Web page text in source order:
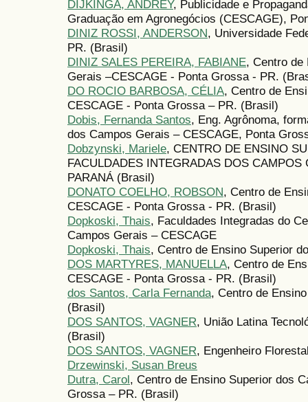
DIJKINGA, ANDREY, Publicidade e
Graduação em Agronegócios (CESCAGE),
DINIZ ROSSI, ANDERSON, Universidade
PR. (Brasil)
DINIZ SALES PEREIRA, FABIANE, Centro de
Gerais –CESCAGE - Ponta Grossa - PR.
DO ROCIO BARBOSA, CÉLIA, Centro de
CESCAGE - Ponta Grossa – PR. (Brasil)
Dobis, Fernanda Santos, Eng. Agrônoma,
dos Campos Gerais – CESCAGE, Ponta
Dobzynski, Mariele, CENTRO DE ENSINO
FACULDADES INTEGRADAS DOS
PARANÁ (Brasil)
DONATO COELHO, ROBSON, Centro de
CESCAGE - Ponta Grossa - PR. (Brasil)
Dopkoski, Thais, Faculdades Integradas do
Campos Gerais – CESCAGE
Dopkoski, Thais, Centro de Ensino Superior
DOS MARTYRES, MANUELLA, Centro de
CESCAGE - Ponta Grossa - PR. (Brasil)
dos Santos, Carla Fernanda, Centro de
(Brasil)
DOS SANTOS, VAGNER, União Latina
(Brasil)
DOS SANTOS, VAGNER, Engenheiro
Drzewinski, Susan Breus
Dutra, Carol, Centro de Ensino Superior dos
Grossa – PR. (Brasil)